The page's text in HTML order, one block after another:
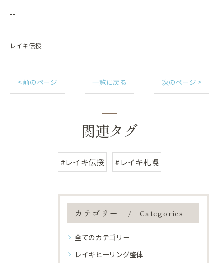
--
レイキ伝授
< 前のページ 一覧に戻る 次のページ >
関連タグ
#レイキ伝授 #レイキ札幌
カテゴリー Categories
全てのカテゴリー
レイキヒーリング整体
今日の疲れをそっと手放す時間を🌿
LINEで癒しを受け取る
お友達追加はこちらから♪